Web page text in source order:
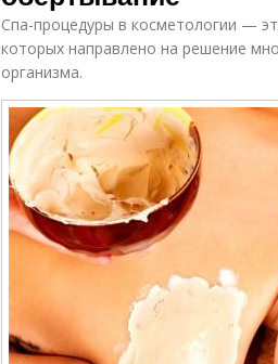
Спа-процедуры в косметологии —
которых направлено на решение
организма.